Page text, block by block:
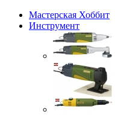
Мастерская Хоббит
Инструмент